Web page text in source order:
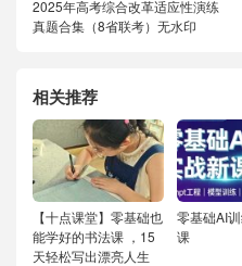
2025年高考综合改革适应性演练
真题合集（8省联考）无水印
相关推荐
【十点课堂】零基础也
能学好的书法课 ，15
天轻松写出漂亮人生
零基础AI
课